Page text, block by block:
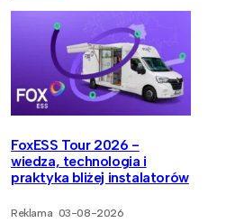
FoxESS Tour 2026 -
wiedza, technologia i
praktyka bliżej instalatorów
Reklama 03-08-2026